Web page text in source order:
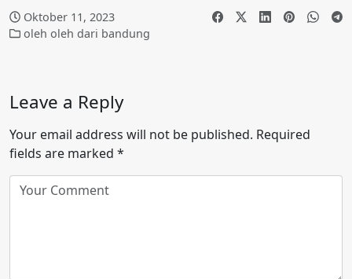
Oktober 11, 2023
oleh oleh dari bandung
Leave a Reply
Your email address will not be published. Required
fields are marked *